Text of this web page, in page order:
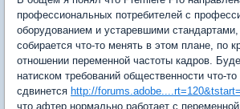
профессиональных потребителей с
оборудованием и устаревшими
собирается что-то менять в этом плане, по
отношении переменной частоты кадров.
натиском требований общественности что-то
сдвинется http://
что афтер нормально работает с